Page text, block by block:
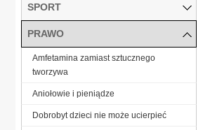
SPORT
PRAWO
Amfetamina zamiast sztucznego
tworzywa
Aniołowie i pieniądze
Dobrobyt dzieci nie może ucierpieć